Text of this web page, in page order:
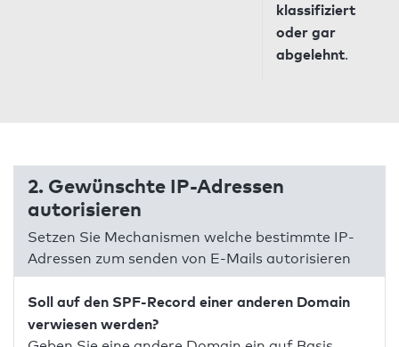
klassifiziert
oder gar
abgelehnt.
2. Gewünschte IP-Adressen
autorisieren
Setzen Sie Mechanismen welche bestimmte IP-
Adressen zum senden von E-Mails autorisieren
Soll auf den SPF-Record einer anderen Domain
verwiesen werden?